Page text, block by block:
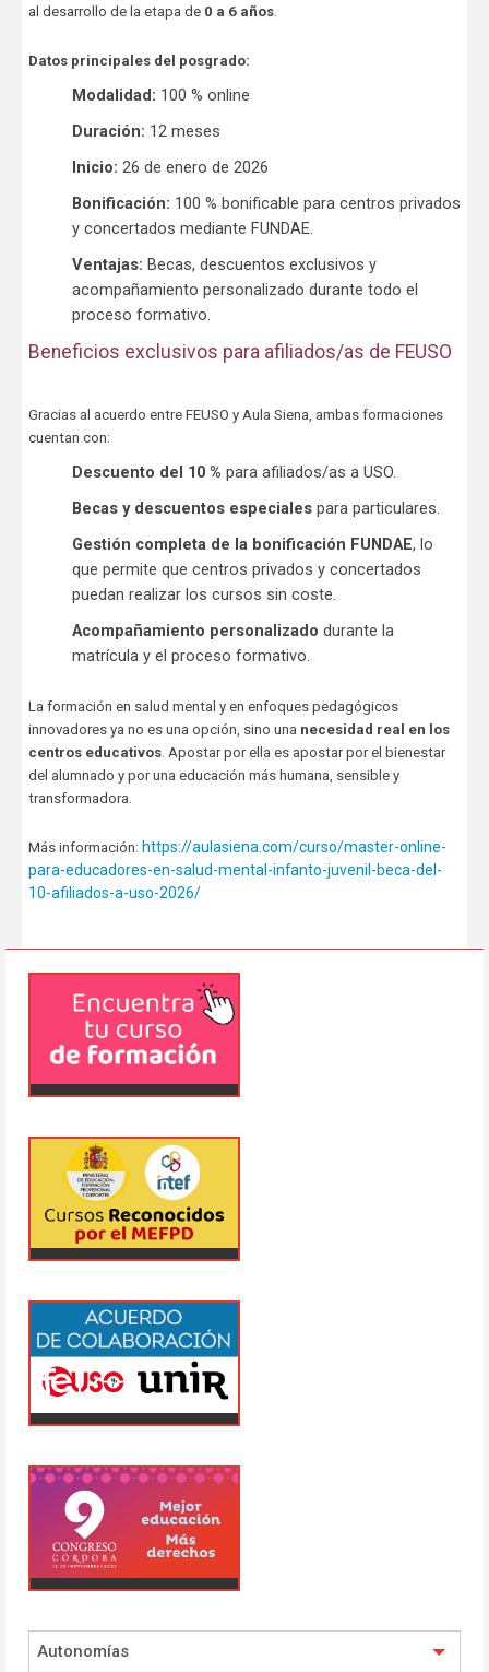
al desarrollo de la etapa de 0 a 6 años.
Datos principales del posgrado:
Modalidad: 100 % online
Duración: 12 meses
Inicio: 26 de enero de 2026
Bonificación: 100 % bonificable para centros privados
y concertados mediante FUNDAE.
Ventajas: Becas, descuentos exclusivos y
acompañamiento personalizado durante todo el
proceso formativo.
Beneficios exclusivos para afiliados/as de FEUSO
Gracias al acuerdo entre FEUSO y Aula Siena, ambas formaciones
cuentan con:
Descuento del 10 % para afiliados/as a USO.
Becas y descuentos especialespara particulares.
Gestión completa de la bonificación FUNDAE, lo
que permite que centros privados y concertados
puedan realizar los cursos sin coste.
Acompañamiento personalizado durante la
matrícula y el proceso formativo.
La formación en salud mental y en enfoques pedagógicos
innovadores ya no es una opción, sino una necesidad real en los
centros educativos. Apostar por ella es apostar por el bienestar
del alumnado y por una educación más humana, sensible y
transformadora.
Más información: https://aulasiena.com/curso/master-online-
para-educadores-en-salud-mental-infanto-juvenil-beca-del-
10-afiliados-a-uso-2026/
Autonomías